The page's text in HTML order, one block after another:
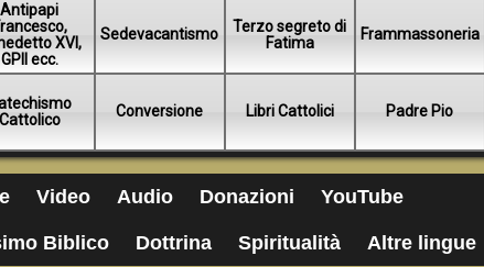
Antipapi
XVI,
GPII ecc.
Sedevacantismo
Terzo segreto di
Fatima
Frammassoneria
Cattolico
Conversione Libri Cattolici Padre Pio
Video Audio Donazioni YouTube
Biblico Dottrina Spiritualità Altre lingue